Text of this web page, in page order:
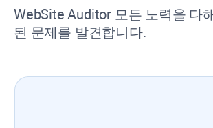
WebSite Auditor 모든 노력을 다
된 문제를 발견합니다.